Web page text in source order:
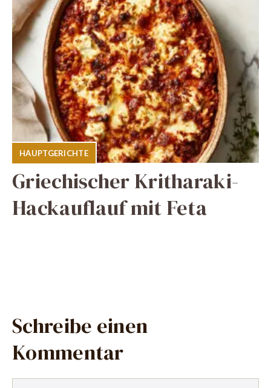
HAUPTGERICHTE
Griechischer Kritharaki-
Hackauflauf mit Feta
Schreibe einen
Kommentar